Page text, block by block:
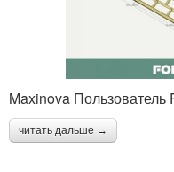
Maxinova Пользователь
читать дальше →